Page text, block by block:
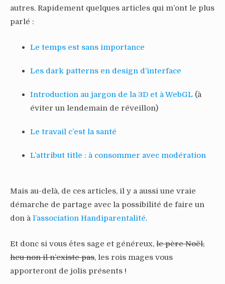
autres. Rapidement quelques articles qui m’ont le plus
parlé :
Le temps est sans importance
Les dark patterns en design d’interface
Introduction au jargon de la 3D et à WebGL (à
éviter un lendemain de réveillon)
Le travail c’est la santé
L’attribut title : à consommer avec modération
Mais au-delà, de ces articles, il y a aussi une vraie
démarche de partage avec la possibilité de faire un
don à l’association Handiparentalité.
Et donc si vous êtes sage et généreux, le père Noël,
heu non il n’existe pas, les rois mages vous
apporteront de jolis présents !